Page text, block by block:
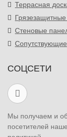
Террасная
Стеновые
СОЦСЕТИ
Мы получаем и
посетителей